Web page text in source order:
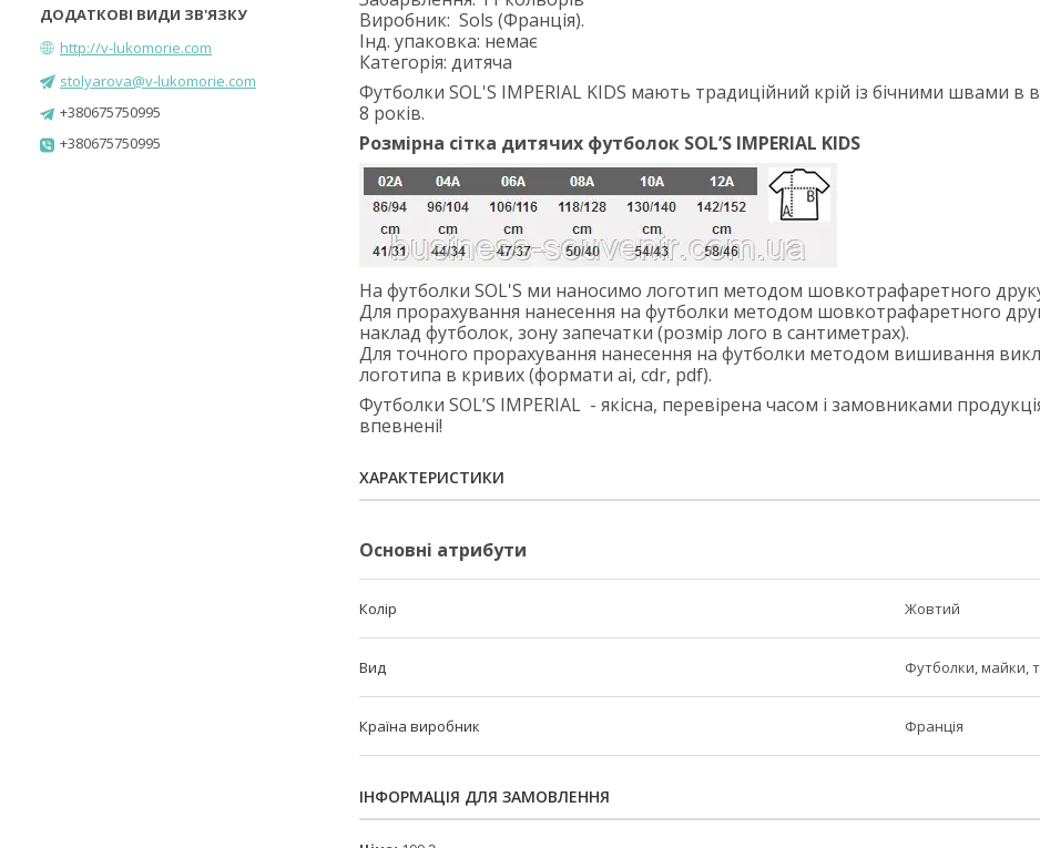
Виробник: Sols (Франція).
Інд. упаковка: немає
Категорія: дитяча
Футболки SOL'S IMPERIAL KIDS мають традиційний крій із бічними швами в
8 років.
Розмірна сітка дитячих футболок SOL’S IMPERIAL KIDS
На футболки SOL'S ми наносимо логотип методом шовкотрафаретного
Для прорахування нанесення на футболки методом шовкотрафаретного
наклад футболок, зону запечатки (розмір лого в сантиметрах).
Для точного прорахування нанесення на футболки методом вишивання
логотипа в кривих (формати ai, cdr, pdf).
Футболки SOL’S IMPERIAL - якісна, перевірена часом і замовниками
впевнені!
ХАРАКТЕРИСТИКИ
Основні атрибути
Колір Жовтий
Вид Футболки, майки,
Країна виробник Франція
ІНФОРМАЦІЯ ДЛЯ ЗАМОВЛЕННЯ
http://v-lukomorie.com
stolyarova@v-lukomorie.com
+380675750995
+380675750995